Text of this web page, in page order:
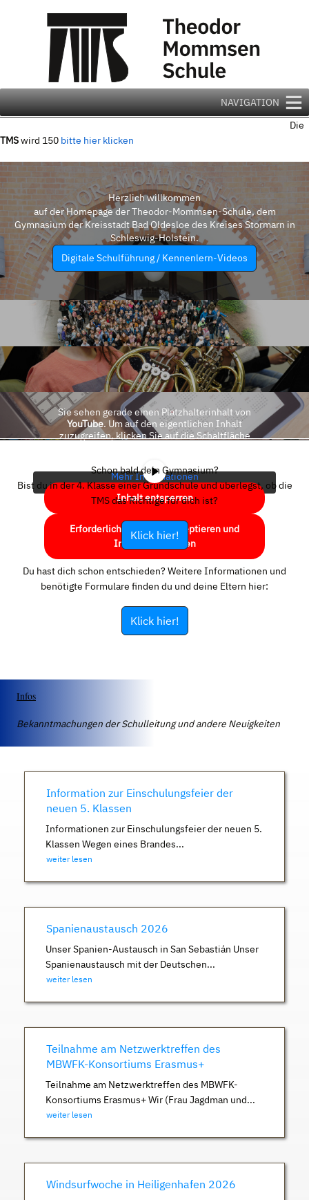
NAVIGATION
Die
TMSwird 150 bitte hier klicken
Herzlich willkommen
auf der Homepage der Theodor-Mommsen-Schule, dem
Gymnasium der Kreisstadt Bad Oldesloe des Kreises Stormarn in
Schleswig-Holstein.
Digitale Schulführung / Kennenlern-Videos
Sie sehen gerade einen Platzhalterinhalt von
YouTube. Um auf den eigentlichen Inhalt
zuzugreifen, klicken Sie auf die Schaltfläche
Mehr Informationen
Inhalt entsperren
Erforderlichen Service akzeptieren und
Inhalte entsperren
Schon bald dein Gymnasium?
Bist du in der 4. Klasse einer Grundschule und überlegst, ob die
TMS das Richtige für dich ist?
Klick hier!
Du hast dich schon entschieden? Weitere Informationen und
benötigte Formulare finden du und deine Eltern hier:
Klick hier!
Infos
Bekanntmachungen der Schulleitung und andere Neuigkeiten
Information zur Einschulungsfeier der
neuen 5. Klassen
Informationen zur Einschulungsfeier der neuen 5.
Klassen Wegen eines Brandes...
weiter lesen
Spanienaustausch 2026
Unser Spanien-Austausch in San Sebastián Unser
Spanienaustausch mit der Deutschen...
weiter lesen
Teilnahme am Netzwerktreffen des
MBWFK-Konsortiums Erasmus+
Teilnahme am Netzwerktreffen des MBWFK-
Konsortiums Erasmus+ Wir (Frau Jagdman und...
weiter lesen
Windsurfwoche in Heiligenhafen 2026